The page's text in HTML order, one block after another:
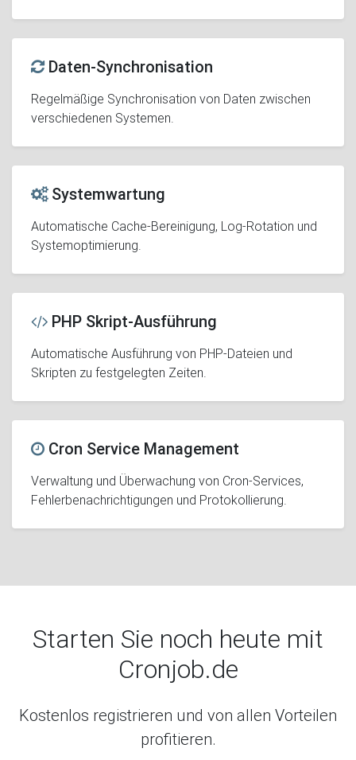
Daten-Synchronisation
Regelmäßige Synchronisation von Daten zwischen
verschiedenen Systemen.
Systemwartung
Automatische Cache-Bereinigung, Log-Rotation und
Systemoptimierung.
PHP Skript-Ausführung
Automatische Ausführung von PHP-Dateien und
Skripten zu festgelegten Zeiten.
Cron Service Management
Verwaltung und Überwachung von Cron-Services,
Fehlerbenachrichtigungen und Protokollierung.
Starten Sie noch heute mit
Cronjob.de
Kostenlos registrieren und von allen Vorteilen
profitieren.